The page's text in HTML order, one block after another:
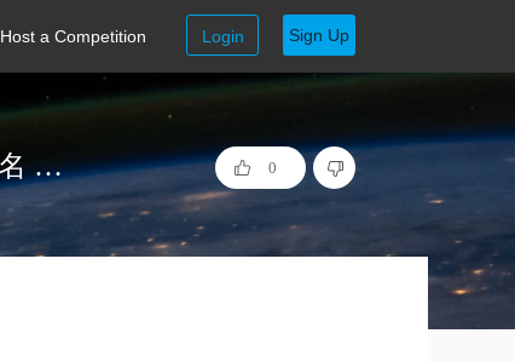
Host a Competition Login Sign Up
等我写完论文 INSPEC 工业大数据质量预测 第一名 代码 0